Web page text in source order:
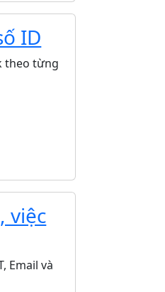
ID
theo từng
việc
Email và